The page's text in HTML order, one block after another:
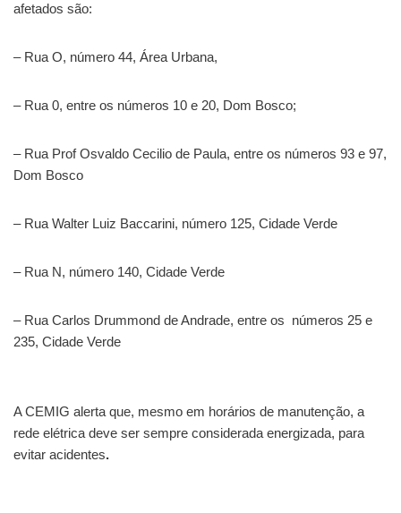
afetados são:
– Rua O, número 44, Área Urbana,
– Rua 0, entre os números 10 e 20, Dom Bosco;
– Rua Prof Osvaldo Cecilio de Paula, entre os números 93 e 97,
Dom Bosco
– Rua Walter Luiz Baccarini, número 125, Cidade Verde
– Rua N, número 140, Cidade Verde
– Rua Carlos Drummond de Andrade, entre os números 25 e
235, Cidade Verde
A CEMIG alerta que, mesmo em horários de manutenção, a
rede elétrica deve ser sempre considerada energizada, para
evitar acidentes.